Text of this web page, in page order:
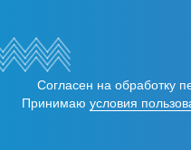
Согласен на обработку
Принимаю условия